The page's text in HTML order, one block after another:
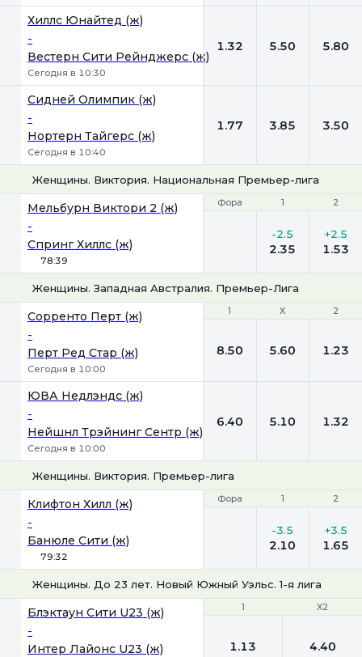
Хиллс Юнайтед (ж)
-
Вестерн Сити Рейнджерс (ж)
Сегодня в 10:30
1.32 5.50 5.80
Сидней Олимпик (ж)
-
Нортерн Тайгерс (ж)
Сегодня в 10:40
1.77 3.85 3.50
Женщины. Виктория. Национальная Премьер-лига
Фора 1 2
Мельбурн Виктори 2 (ж)
-
Спринг Хиллс (ж)
78:39
Фора 1 2
-2.5
2.35
+2.5
1.53
Женщины. Западная Австралия. Премьер-Лига
1 Х 2
Сорренто Перт (ж)
-
Перт Ред Стар (ж)
Сегодня в 10:00
1 Х 2
8.50 5.60 1.23
ЮВА Недлэндс (ж)
-
Нейшнл Трэйнинг Сентр (ж)
Сегодня в 10:00
6.40 5.10 1.32
Женщины. Виктория. Премьер-лига
Фора 1 2
Клифтон Хилл (ж)
-
Банюле Сити (ж)
79:32
Фора 1 2
-3.5
2.10
+3.5
1.65
Женщины. До 23 лет. Новый Южный Уэльс. 1-я лига
1 X2
Блэктаун Сити U23 (ж)
-
Интер Лайонс U23 (ж)
1 X2
1.13 4.40